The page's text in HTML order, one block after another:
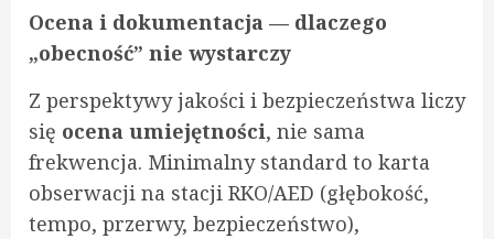
Ocena i dokumentacja — dlaczego
„obecność” nie wystarczy
Z perspektywy jakości i bezpieczeństwa liczy
się ocena umiejętności, nie sama
frekwencja. Minimalny standard to karta
obserwacji na stacji RKO/AED (głębokość,
tempo, przerwy, bezpieczeństwo),